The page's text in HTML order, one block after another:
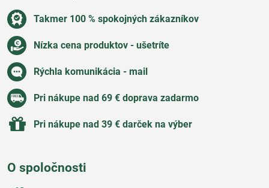
Takmer 100 % spokojných zákazníkov
Nízka cena produktov - ušetríte
Rýchla komunikácia - mail
Pri nákupe nad 69 € doprava zadarmo
Pri nákupe nad 39 € darček na výber
O spoločnosti